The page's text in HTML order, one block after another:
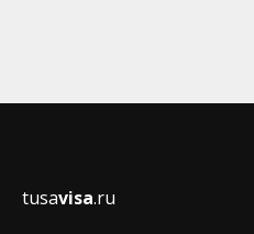
tusavisa.ru